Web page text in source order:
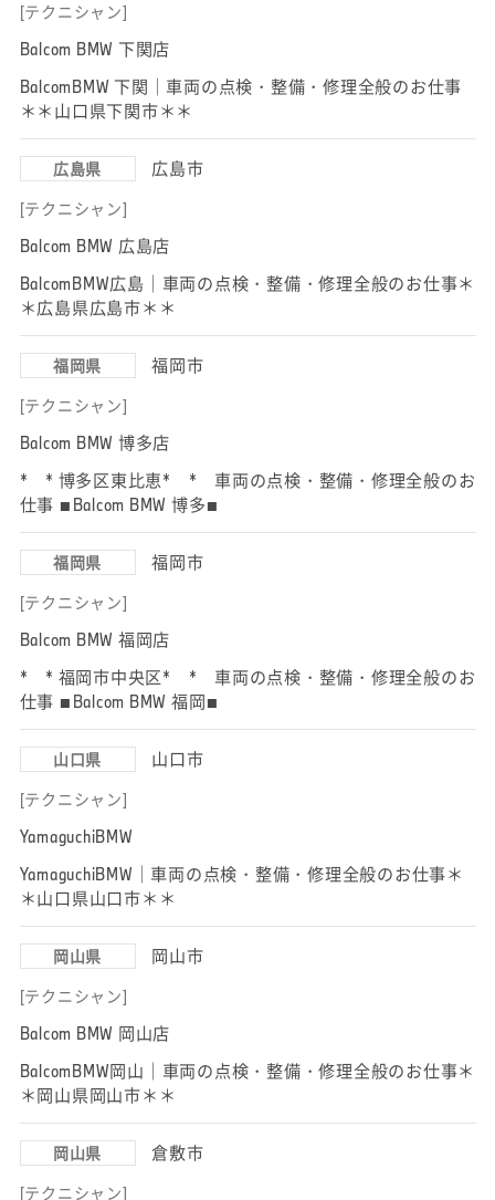
[テクニシャン]
Balcom BMW 下関店
BalcomBMW 下関｜車両の点検・整備・修理全般のお仕事
＊＊山口県下関市＊＊
広島県 広島市
[テクニシャン]
Balcom BMW 広島店
BalcomBMW広島｜車両の点検・整備・修理全般のお仕事＊
＊広島県広島市＊＊
福岡県 福岡市
[テクニシャン]
Balcom BMW 博多店
* * 博多区東比恵* * 車両の点検・整備・修理全般のお
仕事 ■Balcom BMW 博多■
福岡県 福岡市
[テクニシャン]
Balcom BMW 福岡店
* * 福岡市中央区* * 車両の点検・整備・修理全般のお
仕事 ■Balcom BMW 福岡■
山口県 山口市
[テクニシャン]
YamaguchiBMW
YamaguchiBMW｜車両の点検・整備・修理全般のお仕事＊
＊山口県山口市＊＊
岡山県 岡山市
[テクニシャン]
Balcom BMW 岡山店
BalcomBMW岡山｜車両の点検・整備・修理全般のお仕事＊
＊岡山県岡山市＊＊
岡山県 倉敷市
[テクニシャン]